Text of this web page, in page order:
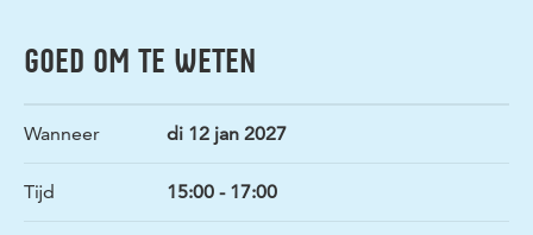
GOED OM TE WETEN
Wanneer di 12 jan 2027
Tijd 15:00 - 17:00